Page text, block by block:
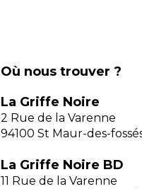
Où nous trouver ?
La Griffe Noire
2 Rue de la Varenne
94100 St Maur-des-
La Griffe Noire BD
11 Rue de la Varenne